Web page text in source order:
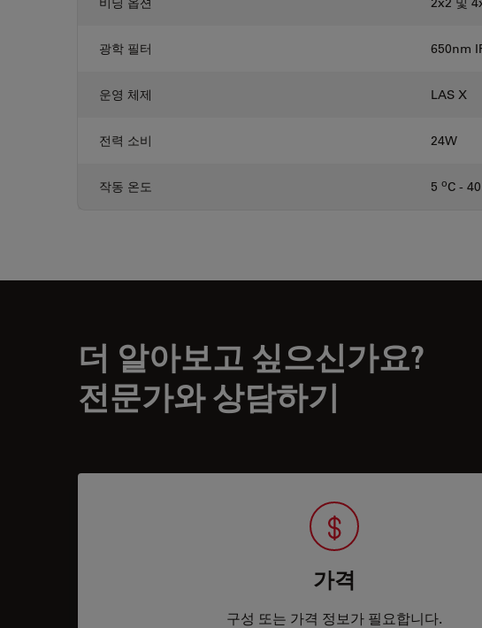
광학 필터 650nm
운영 체제 LAS X
전력 소비 24W
작동 온도 5 oC - 40
더 알아보고 싶으신가요?
전문가와 상담하기
가격
구성 또는 가격 정보가 필요합니다.